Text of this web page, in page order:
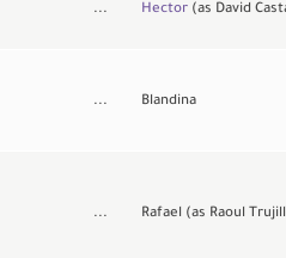
... Hector (as David
... Blandina
... Rafael (as Raoul